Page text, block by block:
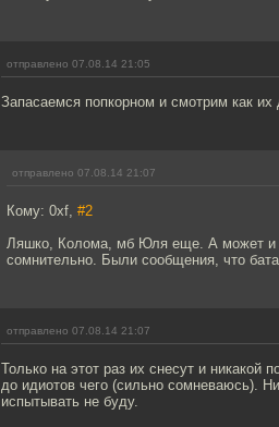
отправлено 07.08.14 21:05
Запасаемся попкорном и смотрим как их
отправлено 07.08.14 21:07
Кому: 0xf, #2
Ляшко, Колома, мб Юля еще. А может и
сомнительно. Были сообщения, что
отправлено 07.08.14 21:07
Только на этот раз их снесут и никакой
до идиотов чего (сильно сомневаюсь).
испытывать не буду.